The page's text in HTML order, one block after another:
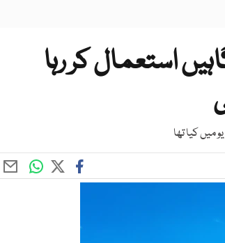
استعمال کر رہا
میں کیا تھا